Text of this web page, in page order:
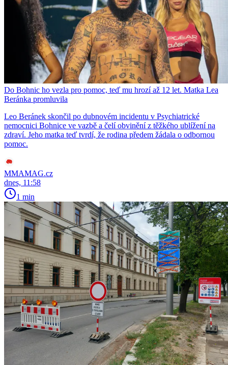
Do Bohnic ho vezla pro pomoc, teď mu hrozí až 12 let. Matka Lea
Beránka promluvila
Leo Beránek skončil po dubnovém incidentu v Psychiatrické
nemocnici Bohnice ve vazbě a čelí obvinění z těžkého ublížení na
zdraví. Jeho matka teď tvrdí, že rodina předem žádala o odbornou
pomoc.
MMAMAG.cz
dnes, 11:58
1 min